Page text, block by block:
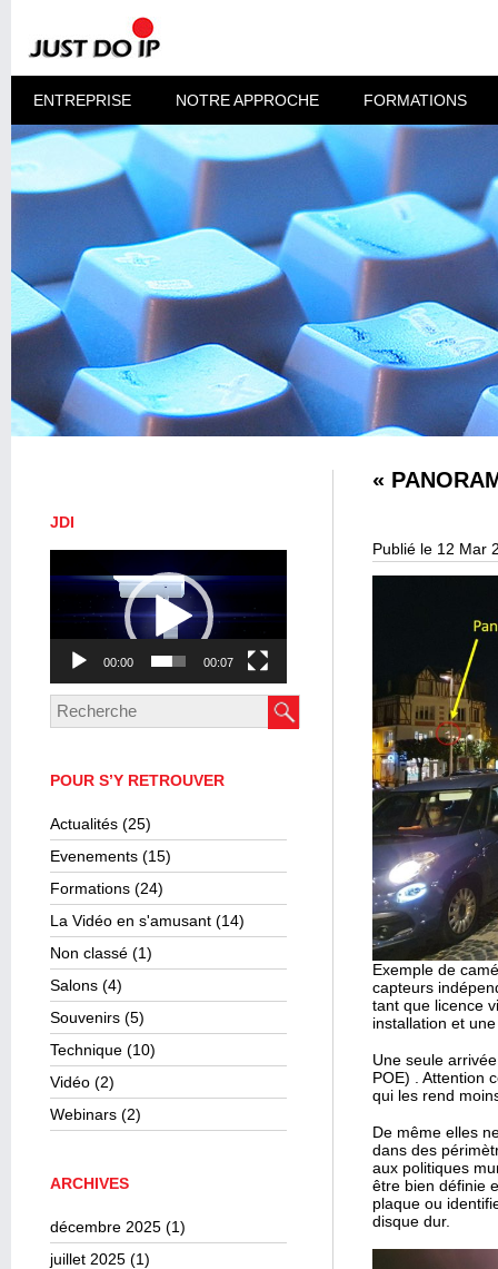
ENTREPRISE NOTRE APPROCHE FORMATIONS
JDI
vidéo
00:00 00:07
POUR S’Y RETROUVER
Actualités (25)
Evenements (15)
Formations (24)
La Vidéo en s'amusant (14)
Non classé (1)
Salons (4)
Souvenirs (5)
Technique (10)
Vidéo (2)
Webinars (2)
ARCHIVES
décembre 2025 (1)
juillet 2025 (1)
«
Publié le 12 Mar
Exemple de
capteurs
tant que licence
installation et
Une seule
POE) . Attention
qui les rend
De même elles
dans des
aux politiques
être bien définie
plaque ou
disque dur.